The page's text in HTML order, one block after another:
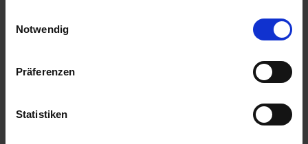
Notwendig
Präferenzen
Statistiken